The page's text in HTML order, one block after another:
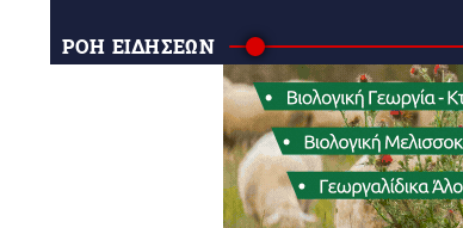
ΡΟΗ ΕΙΔΗΣΕΩΝ